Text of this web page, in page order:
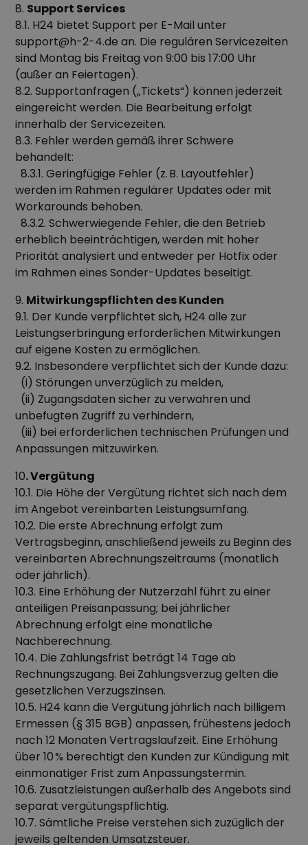
8. Support Services
8.1. H24 bietet Support per E-Mail unter
support@h-2-4.de an. Die regulären Servicezeiten
sind Montag bis Freitag von 9:00 bis 17:00 Uhr
(außer an Feiertagen).
8.2. Supportanfragen („Tickets“) können jederzeit
eingereicht werden. Die Bearbeitung erfolgt
innerhalb der Servicezeiten.
8.3. Fehler werden gemäß ihrer Schwere
behandelt:
8.3.1. Geringfügige Fehler (z. B. Layoutfehler)
werden im Rahmen regulärer Updates oder mit
Workarounds behoben.
8.3.2. Schwerwiegende Fehler, die den Betrieb
erheblich beeinträchtigen, werden mit hoher
Priorität analysiert und entweder per Hotfix oder
im Rahmen eines Sonder-Updates beseitigt.
9. Mitwirkungspflichten des Kunden
9.1. Der Kunde verpflichtet sich, H24 alle zur
Leistungserbringung erforderlichen Mitwirkungen
auf eigene Kosten zu ermöglichen.
9.2. Insbesondere verpflichtet sich der Kunde dazu:
(i) Störungen unverzüglich zu melden,
(ii) Zugangsdaten sicher zu verwahren und
unbefugten Zugriff zu verhindern,
(iii) bei erforderlichen technischen Prüfungen und
Anpassungen mitzuwirken.
10. Vergütung
10.1. Die Höhe der Vergütung richtet sich nach dem
im Angebot vereinbarten Leistungsumfang.
10.2. Die erste Abrechnung erfolgt zum
Vertragsbeginn, anschließend jeweils zu Beginn des
vereinbarten Abrechnungszeitraums (monatlich
oder jährlich).
10.3. Eine Erhöhung der Nutzerzahl führt zu einer
anteiligen Preisanpassung; bei jährlicher
Abrechnung erfolgt eine monatliche
Nachberechnung.
10.4. Die Zahlungsfrist beträgt 14 Tage ab
Rechnungszugang. Bei Zahlungsverzug gelten die
gesetzlichen Verzugszinsen.
10.5. H24 kann die Vergütung jährlich nach billigem
Ermessen (§ 315 BGB) anpassen, frühestens jedoch
nach 12 Monaten Vertragslaufzeit. Eine Erhöhung
über 10 % berechtigt den Kunden zur Kündigung mit
einmonatiger Frist zum Anpassungstermin.
10.6. Zusatzleistungen außerhalb des Angebots sind
separat vergütungspflichtig.
10.7. Sämtliche Preise verstehen sich zuzüglich der
jeweils geltenden Umsatzsteuer.